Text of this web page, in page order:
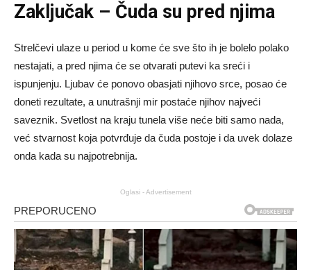
Zaključak – Čuda su pred njima
Strelčevi ulaze u period u kome će sve što ih je bolelo polako
nestajati, a pred njima će se otvarati putevi ka sreći i
ispunjenju. Ljubav će ponovo obasjati njihovo srce, posao će
doneti rezultate, a unutrašnji mir postaće njihov najveći
saveznik. Svetlost na kraju tunela više neće biti samo nada,
već stvarnost koja potvrđuje da čuda postoje i da uvek dolaze
onda kada su najpotrebnija.
Oglasi - Advertisement